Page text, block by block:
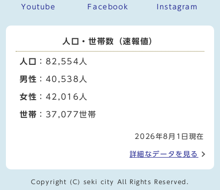
Youtube Facebook Instagram
人口・世帯数（速報値）
人口 ：82,554人
男性 ：40,538人
女性 ：42,016人
世帯 ：37,077世帯
2026年8月1日現在
詳細なデータを見る
Copyright (C) seki city All Rights Reserved.